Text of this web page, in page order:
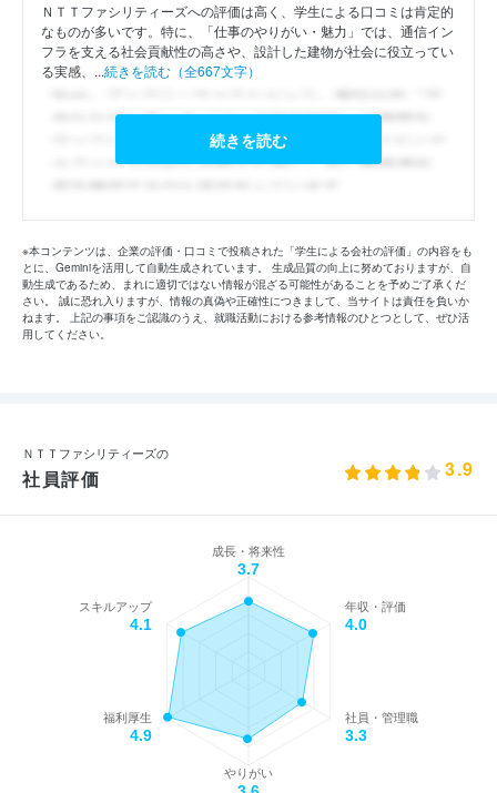
ＮＴＴファシリティーズへの評価は高く、学生による口コミは肯定的
なものが多いです。特に、「仕事のやりがい・魅力」では、通信イン
フラを支える社会貢献性の高さや、設計した建物が社会に役立ってい
る実感、...続きを読む（全667文字）
続きを読む
※本コンテンツは、企業の評価・口コミで投稿された「学生による会社の評価」の内容をも
とに、Geminiを活用して自動生成されています。 生成品質の向上に努めておりますが、自
動生成であるため、まれに適切ではない情報が混ざる可能性があることを予めご了承くだ
さい。 誠に恐れ入りますが、情報の真偽や正確性につきまして、当サイトは責任を負いか
ねます。 上記の事項をご認識のうえ、就職活動における参考情報のひとつとして、ぜひ活
用してください。
ＮＴＴファシリティーズの
社員評価 3.9
成長・将来性
3.7
年収・評価
4.0
社員・管理職
3.3
やりがい
福利厚生
4.9
スキルアップ
4.1